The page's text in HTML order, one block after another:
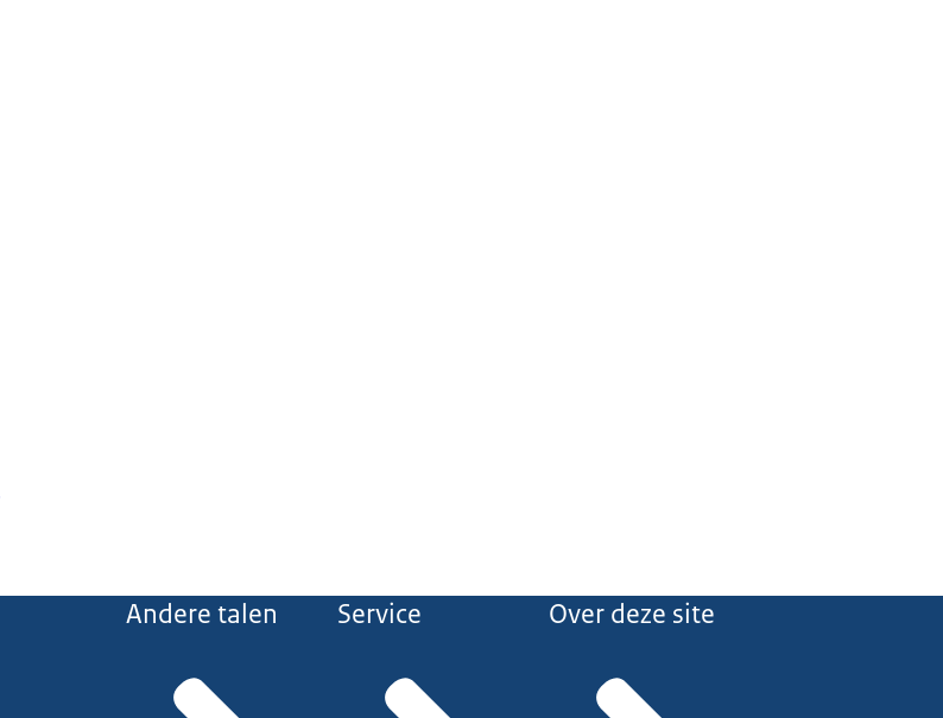
Andere talen Service Over deze site